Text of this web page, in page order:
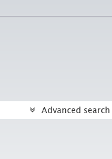
Advanced